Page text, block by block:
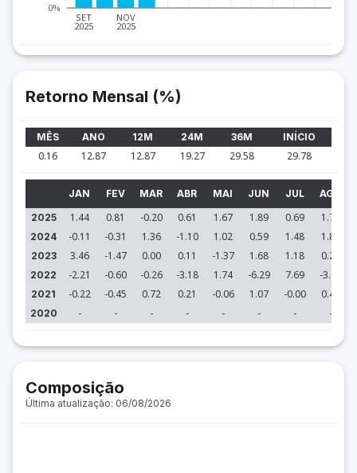
SET
2025
NOV
2025
0%
Retorno Mensal (%)
MÊS ANO 12M 24M 36M INÍCIO
0.16 12.87 12.87 19.27 29.58 29.78
JAN FEV MAR ABR MAI JUN JUL AGO
2025
1.44 0.81 -0.20 0.61 1.67 1.89 0.69 1.71
2024 -0.11 -0.31 1.36 -1.10 1.02 0.59 1.48 1.84
2023 3.46 -1.47 0.00 0.11 -1.37 1.68 1.18 0.21
2022 -2.21 -0.60 -0.26 -3.18 1.74 -6.29 7.69 -3.41
2021 -0.22 -0.45 0.72 0.21 -0.06 1.07 -0.00 0.41
2020 - - - - - - - -
Composição
Última atualização: 06/08/2026